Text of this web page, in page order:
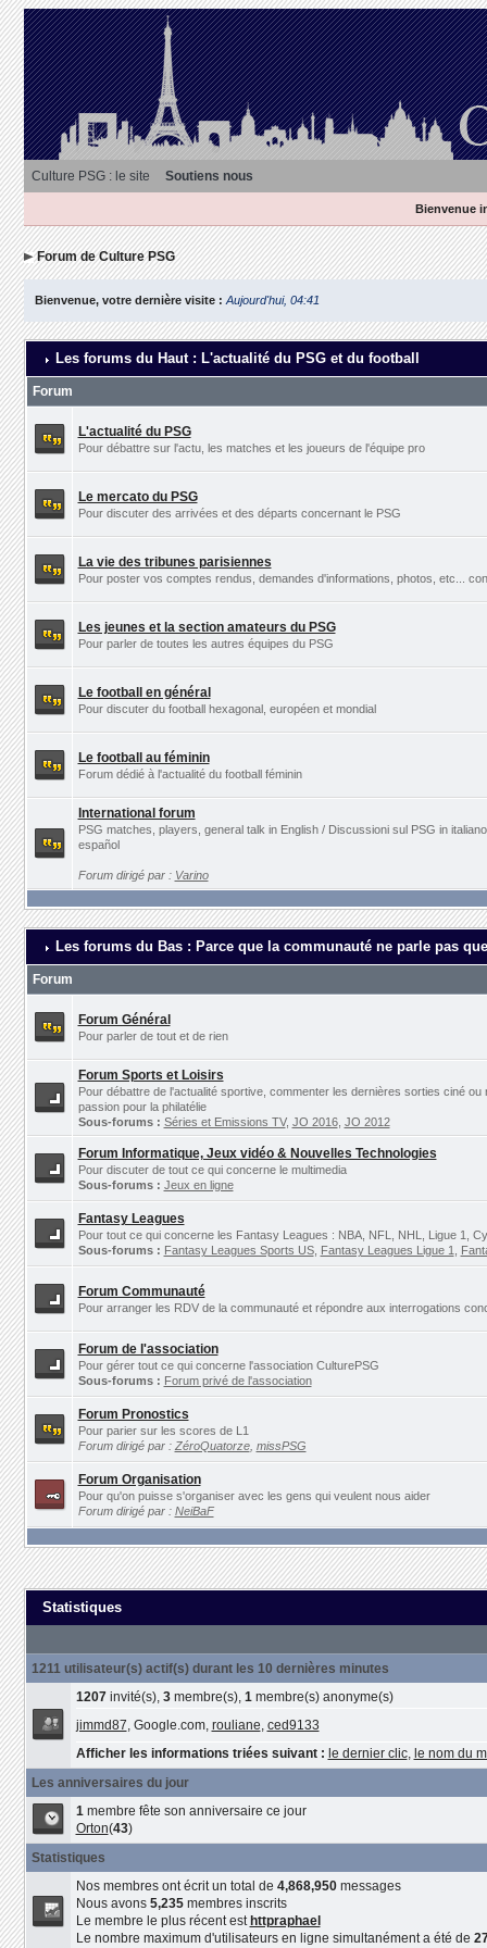
Culture PSG : le site Soutiens nous
Bienvenue
Forum de Culture PSG
Bienvenue, votre dernière visite : Aujourd'hui, 04:41
Les forums du Haut : L'actualité du PSG et du football
Forum
L'actualité du PSG
Pour débattre sur l'actu, les matches et les joueurs de l'équipe pro
Le mercato du PSG
Pour discuter des arrivées et des départs concernant le PSG
La vie des tribunes parisiennes
Pour poster vos comptes rendus, demandes d'informations, photos, etc...
Les jeunes et la section amateurs du PSG
Pour parler de toutes les autres équipes du PSG
Le football en général
Pour discuter du football hexagonal, européen et mondial
Le football au féminin
Forum dédié à l'actualité du football féminin
International forum
PSG matches, players, general talk in English / Discussioni sul PSG in
español
Forum dirigé par : Varino
Les forums du Bas : Parce que la communauté ne parle pas
Forum
Forum Général
Pour parler de tout et de rien
Forum Sports et Loisirs
Pour débattre de l'actualité sportive, commenter les dernières sorties ciné ou
passion pour la philatélie
Sous-forums : Séries et Emissions TV, JO 2016, JO 2012
Forum Informatique, Jeux vidéo & Nouvelles Technologies
Pour discuter de tout ce qui concerne le multimedia
Sous-forums : Jeux en ligne
Fantasy Leagues
Pour tout ce qui concerne les Fantasy Leagues : NBA, NFL, NHL, Ligue 1,
Sous-forums : Fantasy Leagues Sports US, Fantasy Leagues Ligue 1
Forum Communauté
Pour arranger les RDV de la communauté et répondre aux interrogations
Forum de l'association
Pour gérer tout ce qui concerne l'association CulturePSG
Sous-forums : Forum privé de l'association
Forum Pronostics
Pour parier sur les scores de L1
Forum dirigé par : ZéroQuatorze, missPSG
Forum Organisation
Pour qu'on puisse s'organiser avec les gens qui veulent nous aider
Forum dirigé par : NeiBaF
Statistiques
1211 utilisateur(s) actif(s) durant les 10 dernières minutes
1207invité(s), 3membre(s), 1membre(s) anonyme(s)
jimmd87, Google.com, rouliane, ced9133
Afficher les informations triées suivant : le dernier clic, le nom du
Les anniversaires du jour
1membre fête son anniversaire ce jour
Orton(43)
Statistiques
Nos membres ont écrit un total de 4,868,950messages
Nous avons 5,235membres inscrits
Le membre le plus récent est httpraphael
Le nombre maximum d'utilisateurs en ligne simultanément a été de